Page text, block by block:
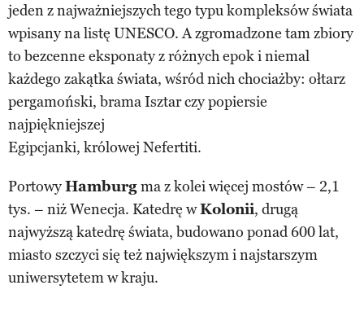
jeden z najważniejszych tego typu kompleksów świata
wpisany na listę UNESCO. A zgromadzone tam zbiory
to bezcenne eksponaty z różnych epok i niemal
każdego zakątka świata, wśród nich chociażby: ołtarz
pergamoński, brama Isztar czy popiersie
najpiękniejszej
Egipcjanki, królowej Nefertiti.
PortowyHamburgma z kolei więcej mostów – 2,1
tys. – niż Wenecja. Katedrę wKolonii, drugą
najwyższą katedrę świata, budowano ponad 600 lat,
miasto szczyci się też największym i najstarszym
uniwersytetem w kraju.